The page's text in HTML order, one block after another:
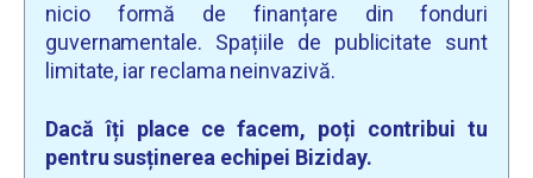
nicio formă de finanțare din fonduri
guvernamentale. Spațiile de publicitate sunt
limitate, iar reclama neinvazivă.
Dacă îți place ce facem, poți contribui tu
pentru susținerea echipei Biziday.